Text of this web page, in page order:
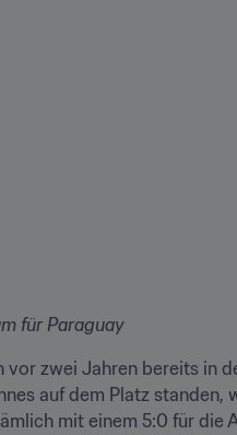
für Paraguay
zwei Jahren bereits in
auf dem Platz
mit einem 5:0 für die